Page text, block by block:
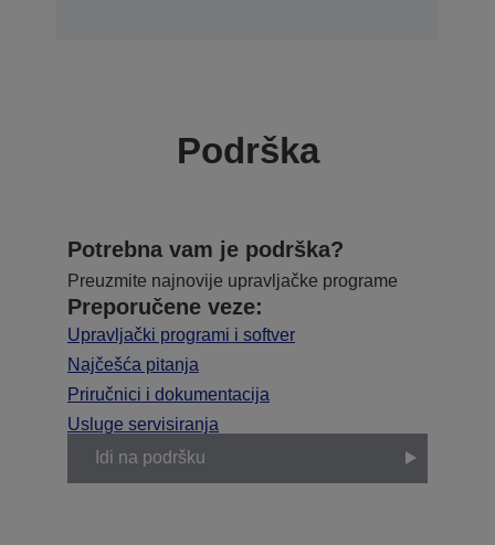
Podrška
Potrebna vam je podrška?
Preuzmite najnovije upravljačke programe
Preporučene veze:
Upravljački programi i softver
Najčešća pitanja
Priručnici i dokumentacija
Usluge servisiranja
Idi na podršku